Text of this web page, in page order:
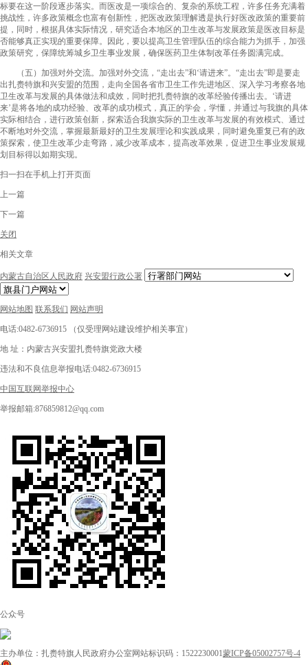
标要在这一阶段逐步落实。而医改是一项综合的、复杂的系统工程，许多任务充满着
挑战性，许多政策概念也富有创新性，把医改政策理解透是执行好医改政策的重要前
提，同时，根据具体实际情况，研究适合本地区的卫生改革与发展政策是医改目标是
否能够真正实现的重要保障。因此，要以提高卫生管理队伍的综合能力为抓手，加强
政策研究，保障统筹城乡卫生事业发展，确保医药卫生体制改革任务圆满完成。
（五）加强对外交流。加强对外交流，“走出去”和‘请进来”。“走出去”即是要走
出扎赉特旗和兴安盟的范围，走向全国各省市卫生工作先进地区、深入学习考察各地
卫生改革与发展的具体做法和成效，同时把扎赉特旗的改革经验传播出去。‘请进
来’是将各地的成功经验、改革的成功模式，真正的学会，学懂，并通过与我旗的具体
实际相结合，进行政策创新，探索适合我旗实际的卫生改革与发展的有效模式、通过
不断地对外交流，掌握最新最好的卫生发展理论和实践成果，同时避免重复已有的政
策探索，使卫生改革少走弯路，减少改革成本，提高改革效果，促进卫生事业发展规
划目标得以如期实现。
扫一扫在手机上打开页面
上一篇
下一篇
关闭
相关文章
内蒙古自治区人民政府 兴安盟行政公署
网站地图 联系我们 网站声明
电话:0482-6736915 （仅受理网站建设维护相关事宜）
地 址：内蒙古兴安盟扎赉特旗党政大楼
违法和不良信息举报电话:0482-6736915
中国互联网举报中心
举报邮箱:876859812@qq.com
公众号
主办单位：扎赉特旗人民政府办公室网站标识码：1522230001蒙ICP备05002757号-4